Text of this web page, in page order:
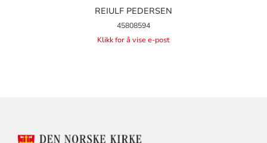
REIULF PEDERSEN
45808594
Klikk for å vise e-post